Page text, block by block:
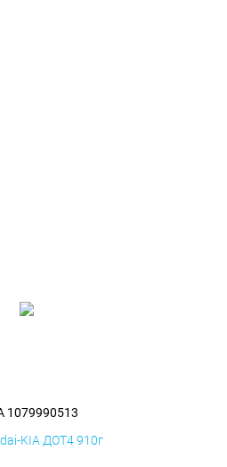
1079990513
KIA ДОТ4 910г